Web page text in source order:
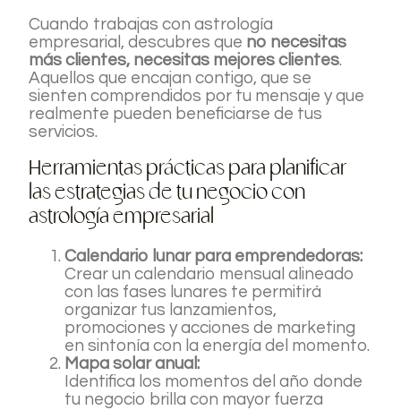
Cuando trabajas con astrología
empresarial, descubres que no necesitas
más clientes, necesitas mejores clientes.
Aquellos que encajan contigo, que se
sienten comprendidos por tu mensaje y que
realmente pueden beneficiarse de tus
servicios.
Herramientas prácticas para planificar
las estrategias de tu negocio con
astrología empresarial
Calendario lunar para emprendedoras:
Crear un calendario mensual alineado
con las fases lunares te permitirá
organizar tus lanzamientos,
promociones y acciones de marketing
en sintonía con la energía del momento.
Mapa solar anual:
Identifica los momentos del año donde
tu negocio brilla con mayor fuerza